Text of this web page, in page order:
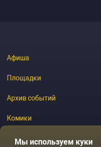
Афиша
Площадки
Архив событий
Комики
Журнал
Мы используем куки